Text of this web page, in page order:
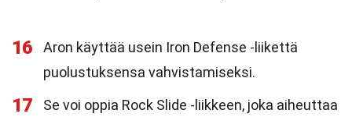
16
Aron käyttää usein Iron Defense -liikettä
puolustuksensa vahvistamiseksi.
17
Se voi oppia Rock Slide -liikkeen, joka aiheuttaa